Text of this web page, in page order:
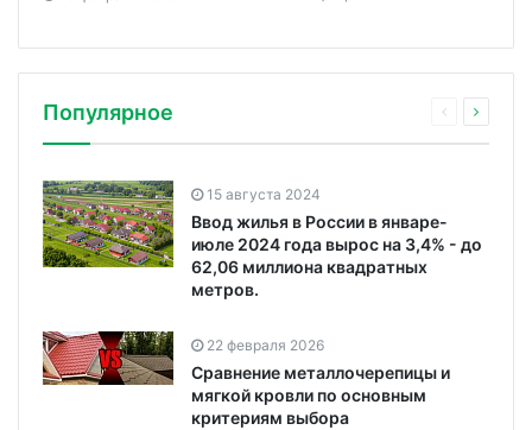
Популярное
15 августа 2024
Ввод жилья в России в январе-
июле 2024 года вырос на 3,4% - до
62,06 миллиона квадратных
метров.
22 февраля 2026
Сравнение металлочерепицы и
мягкой кровли по основным
критериям выбора